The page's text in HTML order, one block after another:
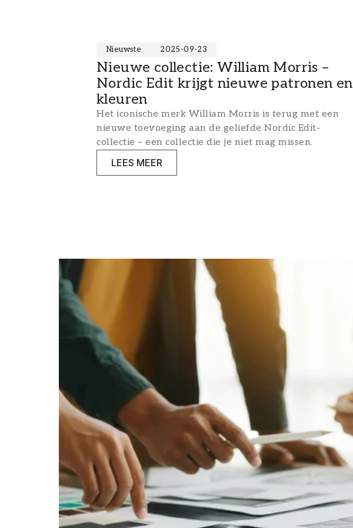
Nieuwste 2025-09-23
Nieuwe collectie: William Morris –
Nordic Edit krijgt nieuwe patronen en
kleuren
Het iconische merk William Morris is terug met een
nieuwe toevoeging aan de geliefde Nordic Edit-
collectie – een collectie die je niet mag missen.
LEES MEER